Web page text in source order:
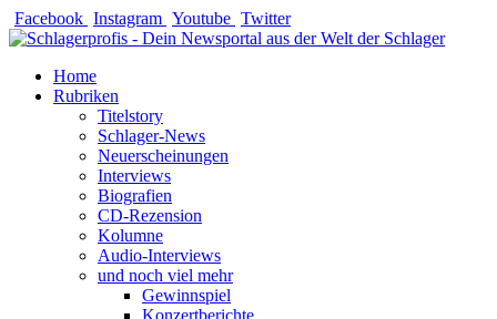
Zum
Inhalt
Facebook Instagram Youtube Twitter
Home
Rubriken
Titelstory
Schlager-News
Neuerscheinungen
Interviews
Biografien
CD-Rezension
Kolumne
Audio-Interviews
und noch viel mehr
Gewinnspiel
Konzertberichte